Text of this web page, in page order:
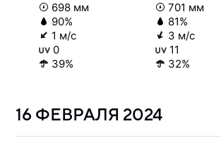
698 мм
90%
1 м/с
0
39%
701 мм
81%
3 м/с
11
32%
16 ФЕВРАЛЯ 2024